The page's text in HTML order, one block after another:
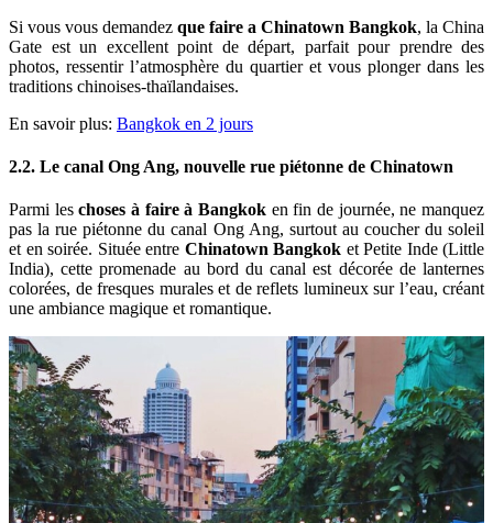
Si vous vous demandez que faire a Chinatown Bangkok, la China
Gate est un excellent point de départ, parfait pour prendre des
photos, ressentir l’atmosphère du quartier et vous plonger dans les
traditions chinoises-thaïlandaises.
En savoir plus: Bangkok en 2 jours
2.2. Le canal Ong Ang, nouvelle rue piétonne de Chinatown
Parmi leschoses à faire à Bangkok en fin de journée, ne manquez
pas la rue piétonne du canal Ong Ang, surtout au coucher du soleil
et en soirée. Située entre Chinatown Bangkok et Petite Inde (Little
India), cette promenade au bord du canal est décorée de lanternes
colorées, de fresques murales et de reflets lumineux sur l’eau, créant
une ambiance magique et romantique.